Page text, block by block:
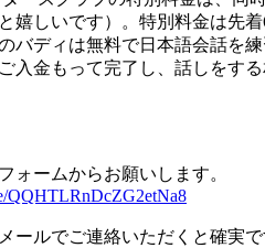
嬉しいです）。特別料金は先着
バディは無料で日本語会話を練
入金もって完了し、話しをす
ォームからお願いします。
QQHTLRnDcZG2etNa8
ールでご連絡いただくと確実で